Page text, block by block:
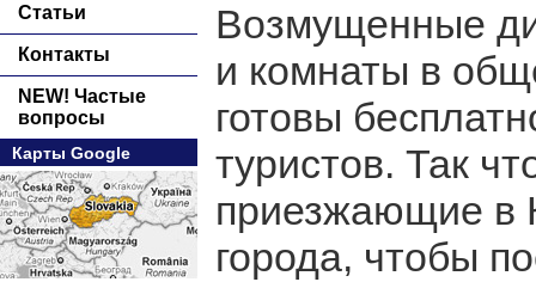
Статьи
Контакты
NEW! Частые
вопросы
Карты Google
Возмущенные
и комнаты в
готовы
туристов. Так
приезжающие в
города, чтобы